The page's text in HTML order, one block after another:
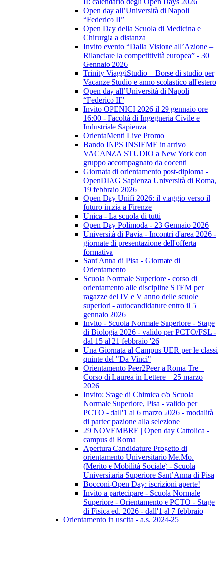
II: calendario degli Open Days 2026
Open day all’Università di Napoli
“Federico II”
Open Day della Scuola di Medicina e
Chirurgia a distanza
Invito evento “Dalla Visione all’Azione –
Rilanciare la competitività europea” - 30
Gennaio 2026
Trinity ViaggiStudio – Borse di studio per
Vacanze Studio e anno scolastico all'estero
Open day all’Università di Napoli
“Federico II”
Invito OPENICI 2026 il 29 gennaio ore
16:00 - Facoltà di Ingegneria Civile e
Industriale Sapienza
OrientaMenti Live Promo
Bando INPS INSIEME in arrivo
VACANZA STUDIO a New York con
gruppo accompagnato da docenti
Giornata di orientamento post-diploma -
OpenDIAG Sapienza Università di Roma,
19 febbraio 2026
Open Day Unifi 2026: il viaggio verso il
futuro inizia a Firenze
Unica - La scuola di tutti
Open Day Polimoda - 23 Gennaio 2026
Università di Pavia - Incontri d'area 2026 -
giornate di presentazione dell'offerta
formativa
Sant'Anna di Pisa - Giornate di
Orientamento
Scuola Normale Superiore - corso di
orientamento alle discipline STEM per
ragazze del IV e V anno delle scuole
superiori - autocandidature entro il 5
gennaio 2026
Invito - Scuola Normale Superiore - Stage
di Biologia 2026 - valido per PCTO/FSL -
dal 15 al 21 febbraio '26
Una Giornata al Campus UER per le classi
quinte del "Da Vinci"
Orientamento Peer2Peer a Roma Tre –
Corso di Laurea in Lettere – 25 marzo
2026
Invito: Stage di Chimica c/o Scuola
Normale Superiore, Pisa - valido per
PCTO - dall'1 al 6 marzo 2026 - modalità
di partecipazione alla selezione
29 NOVEMBRE | Open day Cattolica -
campus di Roma
Apertura Candidature Progetto di
orientamento Universitario Me.Mo.
(Merito e Mobilità Sociale) - Scuola
Universitaria Superiore Sant’Anna di Pisa
Bocconi-Open Day: iscrizioni aperte!
Invito a partecipare - Scuola Normale
Superiore - Orientamento e PCTO - Stage
di Fisica ed. 2026 - dall'1 al 7 febbraio
Orientamento in uscita - a.s. 2024-25